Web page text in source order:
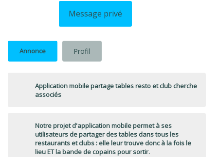
Message privé
Annonce Profil
Application mobile partage tables resto et club cherche
associés
Notre projet d'application mobile permet à ses
utilisateurs de partager des tables dans tous les
restaurants et clubs : elle leur trouve donc à la fois le
lieu ET la bande de copains pour sortir.